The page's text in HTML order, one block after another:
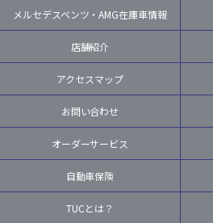
メルセデスベンツ・AMG在庫車情報
店舗紹介
アクセスマップ
お問い合わせ
オーダーサービス
自動車保険
TUCとは？